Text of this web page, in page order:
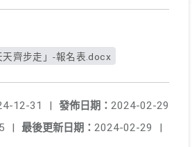
齊步走」-報名表.docx
發佈日期： 2024-02-29
12-31
|
最後更新日期： 2024-02-29 |
|